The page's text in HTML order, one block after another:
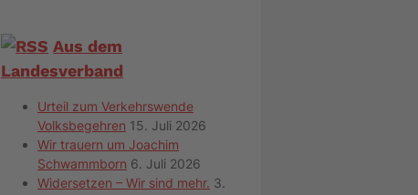
Aus dem
Landesverband
Urteil zum Verkehrswende
Volksbegehren 15. Juli 2026
Wir trauern um Joachim
Schwammborn 6. Juli 2026
Widersetzen – Wir sind mehr. 3.